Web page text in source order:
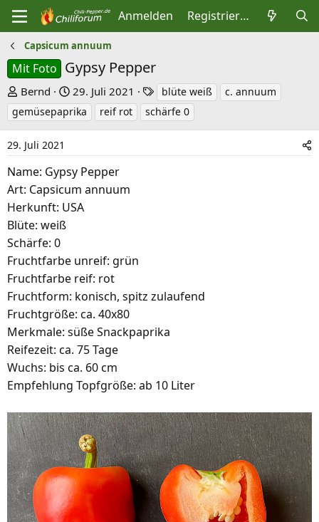
Anmelden Registrieren
Capsicum annuum
Mit Foto Gypsy Pepper
E
r
s
e
l
l
e
r
Bernd
E
r
s
e
l
l
t
29. Juli 2021
c
h
a
blüte weiß
c. annuum
gemüsepaprika
reif rot schärfe 0
29. Juli 2021
Name: Gypsy Pepper
Art: Capsicum annuum
Herkunft: USA
Blüte: weiß
Schärfe: 0
Fruchtfarbe unreif: grün
Fruchtfarbe reif: rot
Fruchtform: konisch, spitz zulaufend
Fruchtgröße: ca. 40x80
Merkmale: süße Snackpaprika
Reifezeit: ca. 75 Tage
Wuchs: bis ca. 60 cm
Empfehlung Topfgröße: ab 10 Liter